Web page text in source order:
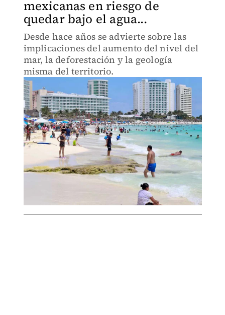
mexicanas en riesgo de
quedar bajo el agua...
Desde hace años se advierte sobre las
implicaciones del aumento del nivel del
mar, la deforestación y la geología
misma del territorio.